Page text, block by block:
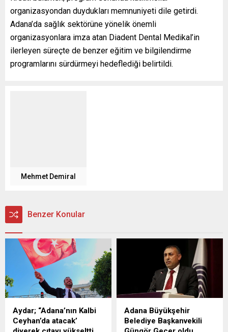
organizasyondan duydukları memnuniyeti dile getirdi.
Adana’da sağlık sektörüne yönelik önemli
organizasyonlara imza atan Diadent Dental Medikal’in
ilerleyen süreçte de benzer eğitim ve bilgilendirme
programlarını sürdürmeyi hedeflediği belirtildi.
Mehmet Demiral
Benzer Konular
Aydar; “Adana’nın Kalbi
Ceyhan’da atacak’
Adana Büyükşehir
Belediye Başkanvekili